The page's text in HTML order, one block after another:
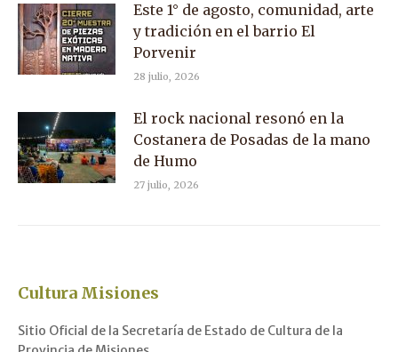
Este 1° de agosto, comunidad, arte
y tradición en el barrio El
Porvenir
28 julio, 2026
El rock nacional resonó en la
Costanera de Posadas de la mano
de Humo
27 julio, 2026
Cultura Misiones
Sitio Oficial de la Secretaría de Estado de Cultura de la